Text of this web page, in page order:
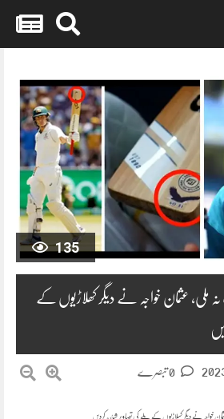
135
ملی، عثمان خواجہ نے دیگر کھلاڑیوں کے